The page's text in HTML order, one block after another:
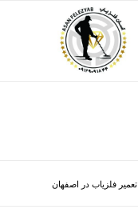
تعمیر فلزیاب در اصفهان